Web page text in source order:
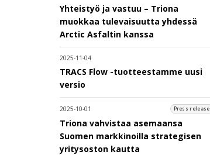
Yhteistyö ja vastuu – Triona
muokkaa tulevaisuutta yhdessä
Arctic Asfaltin kanssa
2025-11-04
TRACS Flow -tuotteestamme uusi
versio
2025-10-01 Press release
Triona vahvistaa asemaansa
Suomen markkinoilla strategisen
yritysoston kautta